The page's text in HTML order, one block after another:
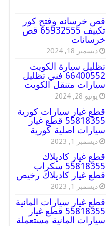
قص خرسانه وفتح كور
تكييف 65932555 قص
خرسانات
ديسمبر 18, 2024
تظليل سيارة الكويت
66400552 فني تظليل
سيارات متنقل الكويت
يونيو 28, 2024
قطع غيار سيارات كورية
55818355 قطع غيار
سيارات اصلية كورية
ديسمبر 1, 2023
قطع غيار كاديلاك
55818355 سكراب
قطع غيار كاديلاك رخيص
ديسمبر 1, 2023
قطع غيار سيارات المانية
55818355 قطع غيار
سيارات المانية مستعملة